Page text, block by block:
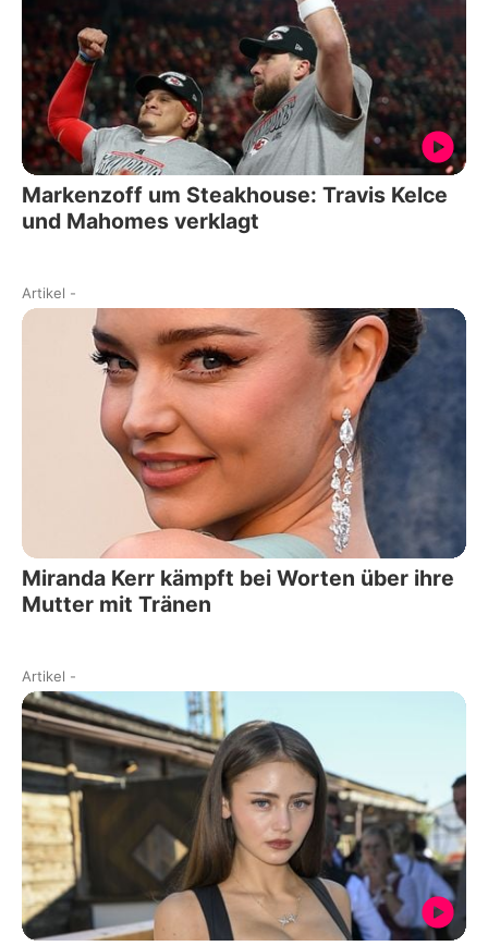
Markenzoff um Steakhouse: Travis Kelce
und Mahomes verklagt
Artikel -
Miranda Kerr kämpft bei Worten über ihre
Mutter mit Tränen
Artikel -